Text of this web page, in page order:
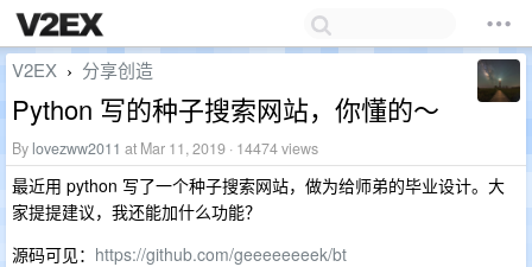
V2EX › 分享创造
Python 写的种子搜索网站，你懂的～
By lovezww2011 at Mar 11, 2019 · 14474 views
最近用 python 写了一个种子搜索网站，做为给师弟的毕业设计。大
家提提建议，我还能加什么功能？
源码可见： https://github.com/geeeeeeeek/bt